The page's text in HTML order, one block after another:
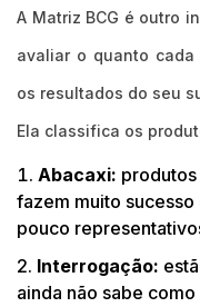
A Matriz BCG é outro
avaliar o quanto
os resultados do seu
Ela classifica os
Abacaxi:
fazem muito
pouco
Interrogação:
ainda não sabe